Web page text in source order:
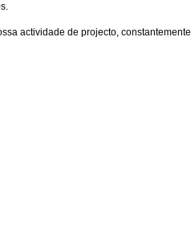
actividade de projecto, constantemente